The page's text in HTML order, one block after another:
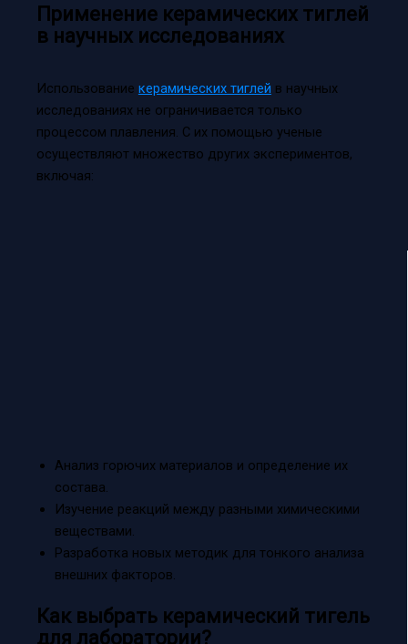
Применение керамических тиглей
в научных исследованиях
Использование керамических тиглей в научных
исследованиях не ограничивается только
процессом плавления. С их помощью ученые
осуществляют множество других экспериментов,
включая:
Анализ горючих материалов и определение их
состава.
Изучение реакций между разными химическими
веществами.
Разработка новых методик для тонкого анализа
внешних факторов.
Как выбрать керамический тигель
для лаборатории?